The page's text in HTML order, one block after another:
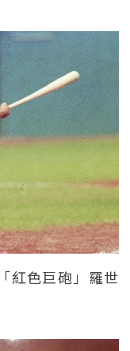
紅色巨砲」羅世